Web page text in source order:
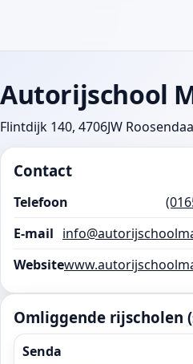
Autorijschool
Flintdijk 140, 4706JW
Contact
Telefoon
E-mail
Website
Omliggende rijscholen
Senda